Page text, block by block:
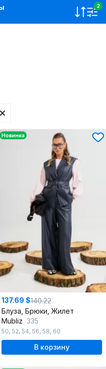
2
Новинка
137.69 $140.22
Блуза, Брюки, Жилет
Mubliz 335
50, 52, 54, 56, 58, 60
В корзину